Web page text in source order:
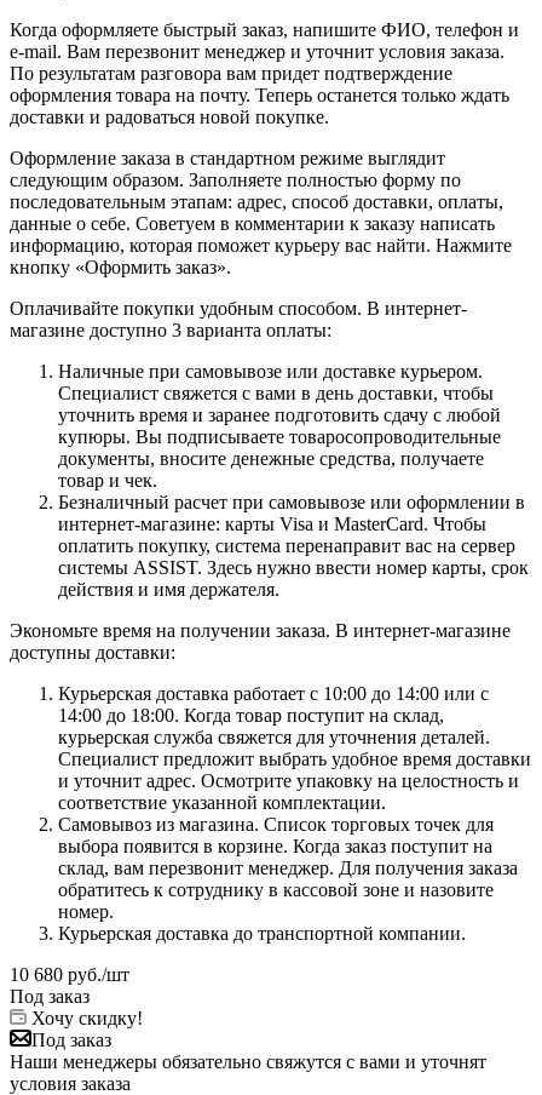
Когда оформляете быстрый заказ, напишите ФИО, телефон и
e-mail. Вам перезвонит менеджер и уточнит условия заказа.
По результатам разговора вам придет подтверждение
оформления товара на почту. Теперь останется только ждать
доставки и радоваться новой покупке.
Оформление заказа в стандартном режиме выглядит
следующим образом. Заполняете полностью форму по
последовательным этапам: адрес, способ доставки, оплаты,
данные о себе. Советуем в комментарии к заказу написать
информацию, которая поможет курьеру вас найти. Нажмите
кнопку «Оформить заказ».
Оплачивайте покупки удобным способом. В интернет-
магазине доступно 3 варианта оплаты:
Наличные при самовывозе или доставке курьером.
Специалист свяжется с вами в день доставки, чтобы
уточнить время и заранее подготовить сдачу с любой
купюры. Вы подписываете товаросопроводительные
документы, вносите денежные средства, получаете
товар и чек.
Безналичный расчет при самовывозе или оформлении в
интернет-магазине: карты Visa и MasterCard. Чтобы
оплатить покупку, система перенаправит вас на сервер
системы ASSIST. Здесь нужно ввести номер карты, срок
действия и имя держателя.
Экономьте время на получении заказа. В интернет-магазине
доступны доставки:
Курьерская доставка работает с 10:00 до 14:00 или с
14:00 до 18:00. Когда товар поступит на склад,
курьерская служба свяжется для уточнения деталей.
Специалист предложит выбрать удобное время доставки
и уточнит адрес. Осмотрите упаковку на целостность и
соответствие указанной комплектации.
Самовывоз из магазина. Список торговых точек для
выбора появится в корзине. Когда заказ поступит на
склад, вам перезвонит менеджер. Для получения заказа
обратитесь к сотруднику в кассовой зоне и назовите
номер.
Курьерская доставка до транспортной компании.
10 680 руб./шт
Под заказ
Хочу скидку!
Под заказ
Наши менеджеры обязательно свяжутся с вами и уточнят
условия заказа